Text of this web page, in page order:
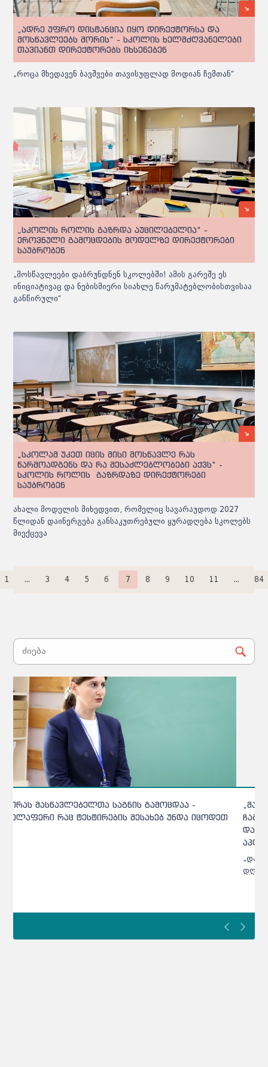
„ადრე უფრო დისტანცია იყო დირექტორსა და
მოსწავლეებს შორის“ - სკოლის ხელმძღვანელები
თავიანთ დირექტორებს იხსენებენ
„როცა მხედავენ ბავშვები თავისუფლად მოდიან ჩემთან“
„სკოლის როლის გაზრდა აუცილებელია“ -
ეროვნული გამოცდების მოდელზე დირექტორები
საუბრობენ
„მოსწავლეები დაბრუნდნენ სკოლებში! ამის გარეშე ეს
ინიციატივაც და ნებისმიერი სიახლე წარუმატებლობისთვისაა
განწირული“
„სკოლამ უკეთ იცის მისი მოსწავლე რას
წარმოადგენს და რა შესაძლებლობები აქვს“ -
სკოლის როლის გაზრდაზე დირექტორები
საუბრობენ
ახალი მოდელის მიხედვით, რომელიც სავარაუდოდ 2027
წლიდან დაინერგება განსაკუთრებული ყურადღება სკოლებს
მიექცევა
1 ... 3 4 5 6 7 8 9 10 11 ... 84
„მასწავლებლებს 2025 წლის ტესტი
ჩაგვიტვირთეს, სესია ნახევარი საათით გვიან